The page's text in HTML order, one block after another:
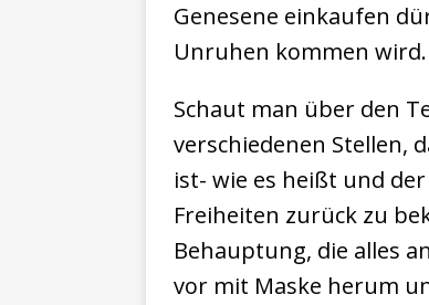
Genesene einkaufen
Unruhen kommen wird.
Schaut man über den
verschiedenen Stellen,
ist- wie es heißt und
Freiheiten zurück zu
Behauptung, die alles
vor mit Maske herum